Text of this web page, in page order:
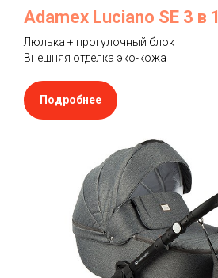
Adamex Luciano SE 3 в 1
Люлька + прогулочный блок
Внешняя отделка эко-кожа
Подробнее